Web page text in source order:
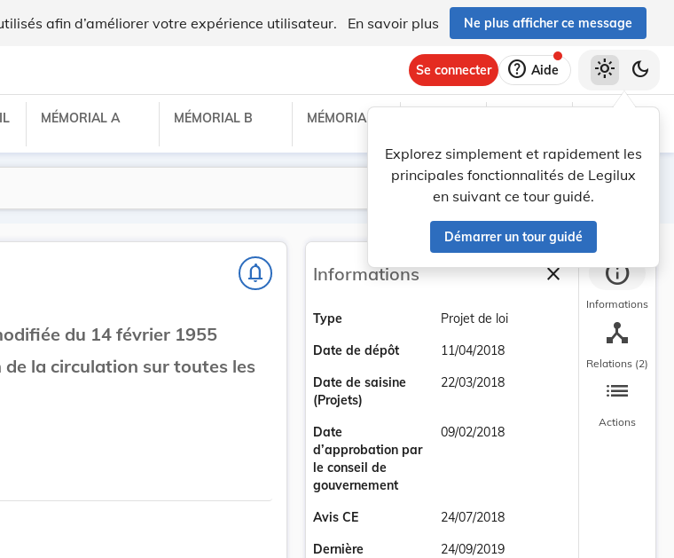
afin d’améliorer votre expérience utilisateur. En savoir plus Ne plus afficher ce message
Se connecter help Aide
Explorez simplement et rapidement les
principales fonctionnalités de Legilux
en suivant ce tour guidé.
Démarrer un tour guidé
light_mode dark_mode
MÉMORIAL A MÉMORIAL B MÉMORIAL C
Lancer la recherche
Filtres
notifications_none
du 14 février 1955
la circulation sur toutes les
Informations closeFermer la barre
Type
Projet de loi
Date de dépôt
11/04/2018
Date de saisine
(Projets)
22/03/2018
Date
d’approbation par
le conseil de
gouvernement
09/02/2018
Avis CE
24/07/2018
Dernière
24/09/2019
info
Informations
device_hub
Relations (2)
list
Actions